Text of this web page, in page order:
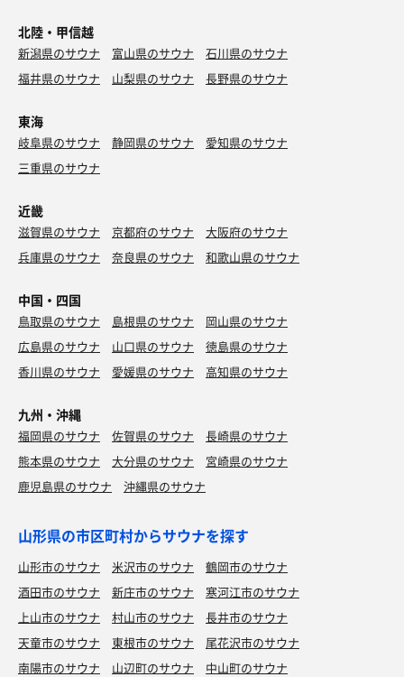
北陸・甲信越
新潟県のサウナ 富山県のサウナ
石川県のサウナ
福井県のサウナ
山梨県のサウナ 長野県のサウナ
東海
岐阜県のサウナ 静岡県のサウナ
愛知県のサウナ
三重県のサウナ
近畿
滋賀県のサウナ 京都府のサウナ
大阪府のサウナ
兵庫県のサウナ
奈良県のサウナ 和歌山県のサウナ
中国・四国
鳥取県のサウナ 島根県のサウナ
岡山県のサウナ
広島県のサウナ
山口県のサウナ
徳島県のサウナ
香川県のサウナ
愛媛県のサウナ 高知県のサウナ
九州・沖縄
福岡県のサウナ 佐賀県のサウナ
長崎県のサウナ
熊本県のサウナ
大分県のサウナ
宮崎県のサウナ
鹿児島県のサウナ
沖縄県のサウナ
山形県の市区町村からサウナを探す
山形市のサウナ 米沢市のサウナ
鶴岡市のサウナ
酒田市のサウナ
新庄市のサウナ
寒河江市のサウナ
上山市のサウナ
村山市のサウナ
長井市のサウナ
天童市のサウナ
東根市のサウナ
尾花沢市のサウナ
南陽市のサウナ
山辺町のサウナ
中山町のサウナ